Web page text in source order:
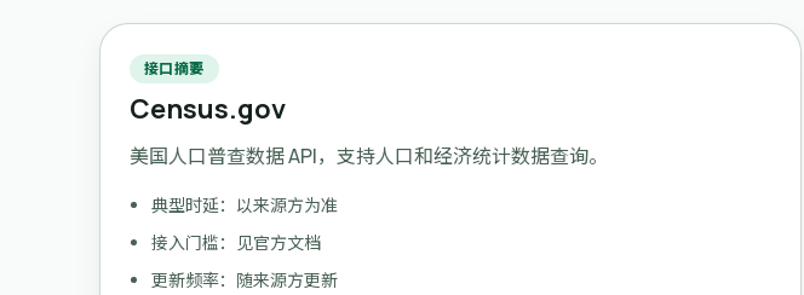
接口摘要
Census.gov
美国人口普查数据 API，支持人口和经济统计数据查询。
典型时延：以来源方为准
接入门槛：见官方文档
更新频率：随来源方更新